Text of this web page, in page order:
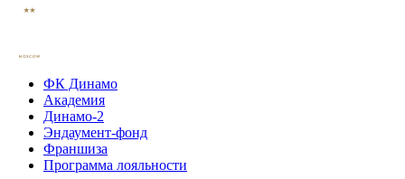
ФК Динамо
Академия
Динамо-2
Эндаумент-фонд
Франшиза
Программа лояльности